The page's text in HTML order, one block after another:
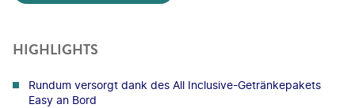
HIGHLIGHTS
Rundum versorgt dank des All Inclusive-Getränkepakets
Easy an Bord